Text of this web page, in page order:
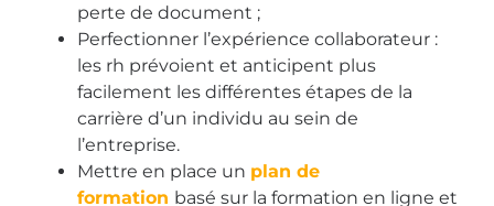
perte de document ;
Perfectionner l’expérience collaborateur :
les rh prévoient et anticipent plus
facilement les différentes étapes de la
carrière d’un individu au sein de
l’entreprise.
Mettre en place un plan de
formation basé sur la formation en ligne et